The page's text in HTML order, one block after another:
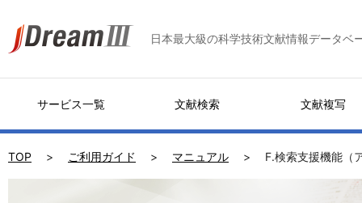
日本最大級の科学技術文献情報データベ
サービス一覧 文献検索 文献複写
TOP ご利用ガイド マニュアル F.検索支援機能（